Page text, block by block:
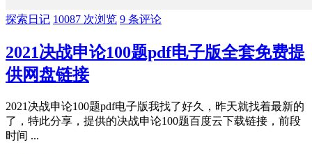
探索日记 10087 次浏览 9 条评论
2021决战申论100题pdf电子版全套免费提
供网盘链接
2021决战申论100题pdf电子版我找了好久，昨天就找着最新的
了，特此分享，提供的决战申论100题百度云下载链接，前段
时间 ...